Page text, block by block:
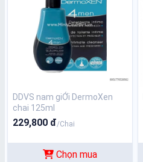
DDVS nam giỚi DermoXen
chai 125ml
229,800 đ/Chai
Chọn mua